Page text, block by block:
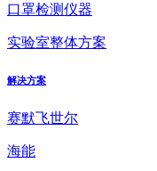
口罩检测仪器
实验室整体方案
解决方案
赛默飞世尔
海能